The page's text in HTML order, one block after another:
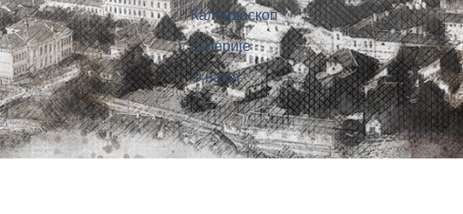
Калеидоскоп
Галерије
О нама